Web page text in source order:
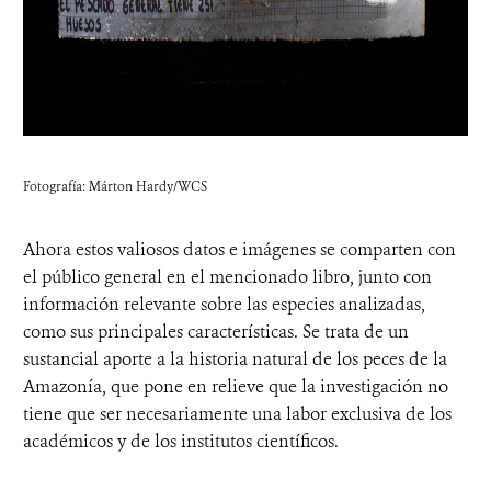
Fotografía: Márton Hardy/WCS
Ahora estos valiosos datos e imágenes se comparten con
el público general en el mencionado libro, junto con
información relevante sobre las especies analizadas,
como sus principales características. Se trata de un
sustancial aporte a la historia natural de los peces de la
Amazonía, que pone en relieve que la investigación no
tiene que ser necesariamente una labor exclusiva de los
académicos y de los institutos científicos.